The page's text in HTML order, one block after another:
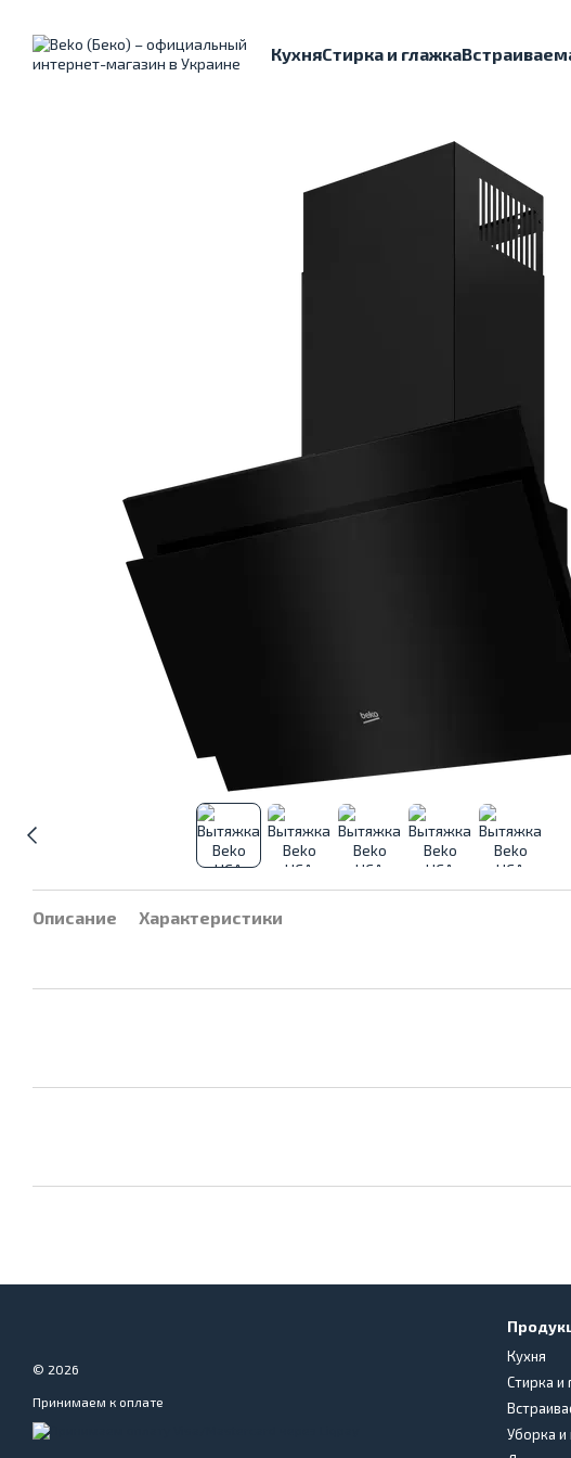
КухняСтирка и глажка
Описание Характеристики
© 2026
Принимаем к оплате
Кухня
Стирка и
Уборка